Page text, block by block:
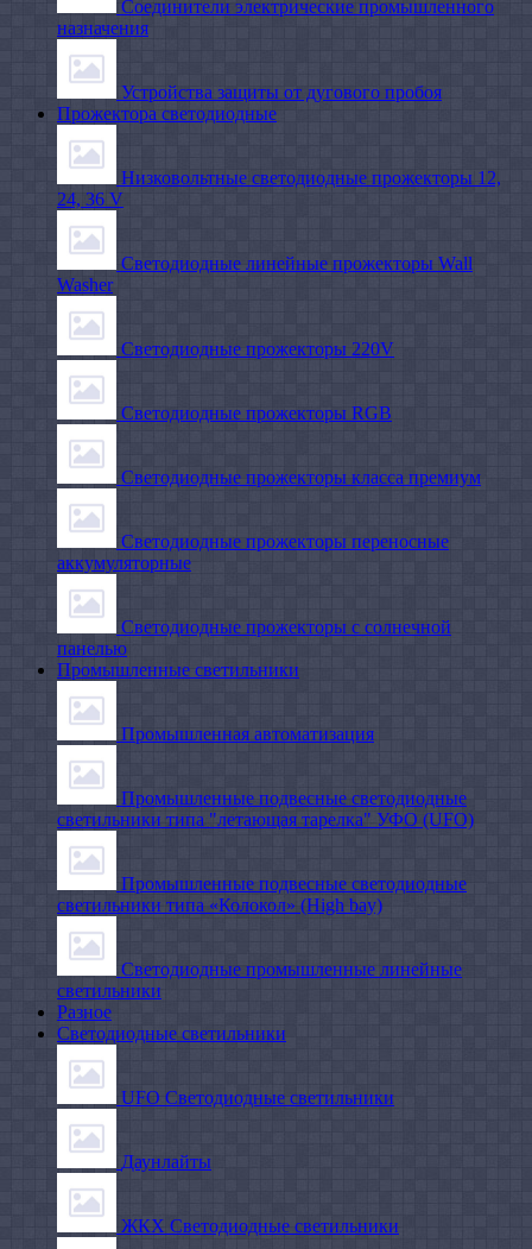
Соединители электрические промышленного
назначения
Устройства защиты от дугового пробоя
Прожектора светодиодные
Низковольтные светодиодные прожекторы 12,
24, 36 V
Светодиодные линейные прожекторы Wall
Washer
Светодиодные прожекторы 220V
Светодиодные прожекторы RGB
Светодиодные прожекторы класса премиум
Светодиодные прожекторы переносные
аккумуляторные
Светодиодные прожекторы с солнечной
панелью
Промышленные светильники
Промышленная автоматизация
Промышленные подвесные cветодиодные
светильники типа "летающая тарелка" УФО (UFO)
Промышленные подвесные cветодиодные
светильники типа «Колокол» (High bay)
Светодиодные промышленные линейные
светильники
Разное
Светодиодные светильники
UFO Светодиодные светильники
Даунлайты
ЖКХ Светодиодные светильники